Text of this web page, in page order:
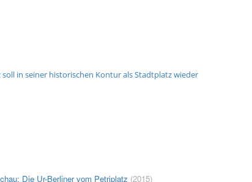
soll in seiner historischen Kontur als Stadtplatz wieder
Die Ur-Berliner vom Petriplatz (2015)